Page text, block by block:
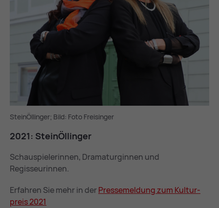
SteinÖllinger; Bild: Foto Freisinger
2021: SteinÖllin­ger
Schauspielerinnen, Dramaturginnen und
Regisseurinnen.
Erfahren Sie mehr in derPres­se­mel­dung zum Kul­tur­
preis 2021